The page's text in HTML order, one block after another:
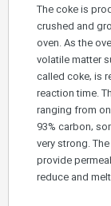
The coke is
crushed and
oven. As the
volatile
called coke,
reaction
ranging from
93% carbon,
very strong.
provide
reduce and